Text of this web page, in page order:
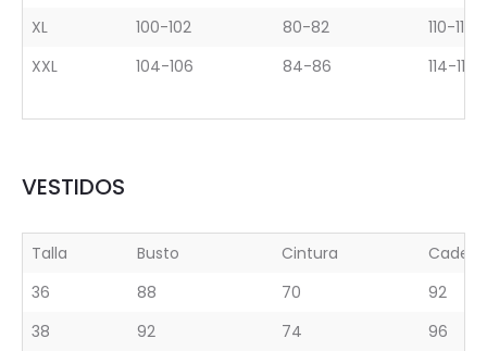
XL
100-102 80-82
110-112
XXL
104-106 84-86 114-116
VESTIDOS
Talla Busto Cintura
Cadera
36
88 70
92
38
92 74
96